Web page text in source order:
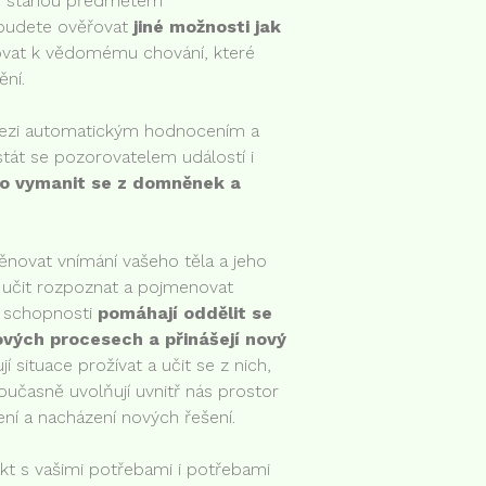
ověřovat jiné možnosti jak
k vědomému chování, které
automatickým hodnocením a
se pozorovatelem událostí i
vymanit se z domněnek a
vnímání vašeho těla a jeho
rozpoznat a pojmenovat
pomáhají oddělit se
procesech a přinášejí nový
situace prožívat a učit se z nich,
uvolňují uvnitř nás prostor
a nacházení nových řešení.
s vašimi potřebami i potřebami